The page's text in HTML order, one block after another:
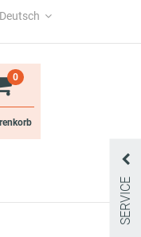
SERVICE
Deutsch
0